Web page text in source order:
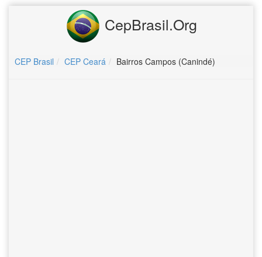
CepBrasil.Org
CEP Brasil CEP Ceará Bairros Campos (Canindé)